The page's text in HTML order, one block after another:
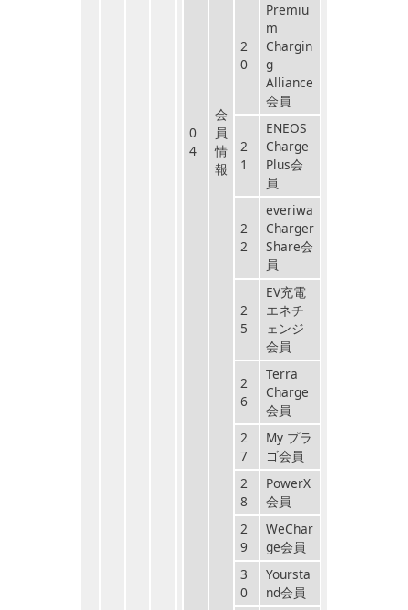
0
4
会
員
情
報
2
0
Premiu
m
Chargin
g
Alliance
会員
2
1
ENEOS
Charge
Plus会
員
2
2
everiwa
Charger
Share会
員
2
5
EV充電
エネチ
ェンジ
会員
2
6
Terra
Charge
会員
2
7
My プラ
ゴ会員
2
8
PowerX
会員
2
9
WeChar
ge会員
3
0
Yoursta
nd会員